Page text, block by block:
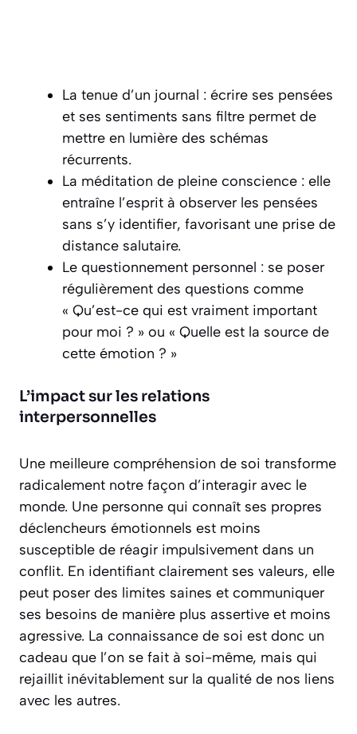
La tenue d’un journal : écrire ses pensées
et ses sentiments sans filtre permet de
mettre en lumière des schémas
récurrents.
La méditation de pleine conscience : elle
entraîne l’esprit à observer les pensées
sans s’y identifier, favorisant une prise de
distance salutaire.
Le questionnement personnel : se poser
régulièrement des questions comme
« Qu’est-ce qui est vraiment important
pour moi ? » ou « Quelle est la source de
cette émotion ? »
L’impact sur les relations
interpersonnelles
Une meilleure compréhension de soi transforme
radicalement notre façon d’interagir avec le
monde. Une personne qui connaît ses propres
déclencheurs émotionnels est moins
susceptible de réagir impulsivement dans un
conflit. En identifiant clairement ses valeurs, elle
peut poser des limites saines et communiquer
ses besoins de manière plus assertive et moins
agressive. La connaissance de soi est donc un
cadeau que l’on se fait à soi-même, mais qui
rejaillit inévitablement sur la qualité de nos liens
avec les autres.